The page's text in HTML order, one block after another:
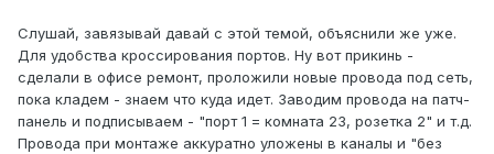
Слушай, завязывай давай с этой темой, объяснили же уже.
Для удобства кроссирования портов. Ну вот прикинь -
сделали в офисе ремонт, проложили новые провода под сеть,
пока кладем - знаем что куда идет. Заводим провода на патч-
панель и подписываем - "порт 1 = комната 23, розетка 2" и т.д.
Провода при монтаже аккуратно уложены в каналы и "без